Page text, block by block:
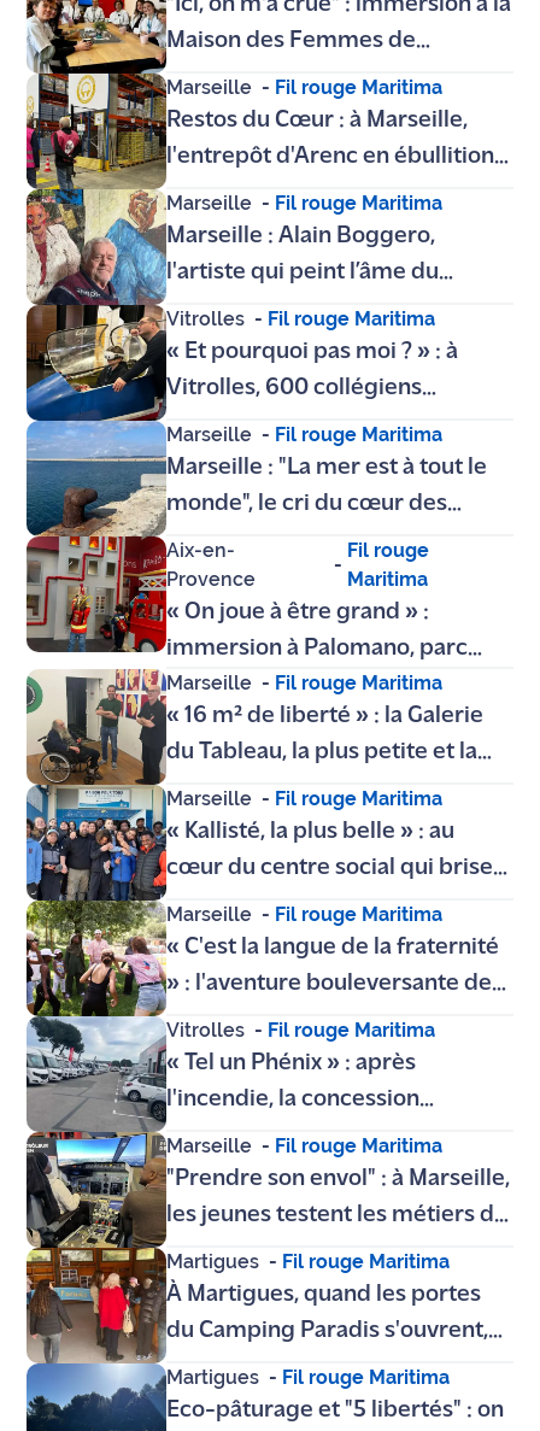
de l’étang
"Ici, on m'a crue" : immersion à la
Maison des Femmes de
Marseille, entre réalité brute et
reconstruction
Marseille - Fil rouge Maritima
Restos du Cœur : à Marseille,
l'entrepôt d'Arenc en ébullition
avant le défi des 250 tonnes
Marseille - Fil rouge Maritima
Marseille : Alain Boggero,
l'artiste qui peint l’âme du
peuple sur du carton
Vitrolles - Fil rouge Maritima
« Et pourquoi pas moi ? » : à
Vitrolles, 600 collégiens
plongent au cœur de leur futur
métier
Marseille - Fil rouge Maritima
Marseille : "La mer est à tout le
monde", le cri du cœur des
Libres Nageurs pour un littoral
accessible
Aix-en-
Provence
-
Fil rouge
Maritima
« On joue à être grand » :
immersion à Palomano, parc
ludo-éducatif qui vient d'ouvrir
à Aix-en-Provence
Marseille - Fil rouge Maritima
« 16 m² de liberté » : la Galerie
du Tableau, la plus petite et la
plus folle de Marseille
Marseille - Fil rouge Maritima
« Kallisté, la plus belle » : au
cœur du centre social qui brise
les clichés dans les quartiers
Nord de Marseille
Marseille - Fil rouge Maritima
« C'est la langue de la fraternité
» : l'aventure bouleversante des
familles d'accueil du Secours
Populaire à Marseille
Vitrolles - Fil rouge Maritima
« Tel un Phénix » : après
l'incendie, la concession
Libertium renaît à Vitrolles et
célèbre la liberté sur roues
Marseille - Fil rouge Maritima
"Prendre son envol" : à Marseille,
les jeunes testent les métiers de
l'aéronautique avec "Horizon
Aéro"
Martigues - Fil rouge Maritima
À Martigues, quand les portes
du Camping Paradis s'ouvrent,
les fans sont aux anges
Martigues - Fil rouge Maritima
Eco-pâturage et "5 libertés" : on